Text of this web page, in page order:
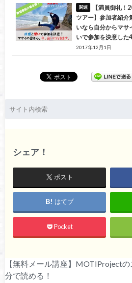
【満員御礼
ツアー】参加者紹介
いなら自分からマサ
いで参加を決意した
2017年12月1日
シェア！
ポスト
はてブ
Pocket
【無料メール講座】MOTIProject
分で読める！